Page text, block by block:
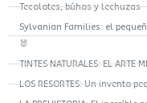
Tecolotes, búhos y lechuzas
Sylvanian Families: el
🐰
TINTES NATURALES: EL ARTE
LOS RESORTES: Un invento